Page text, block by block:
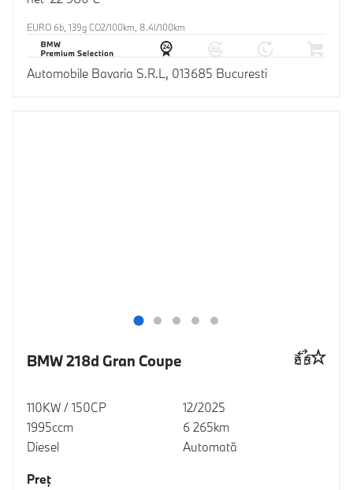
EURO 6b, 139g CO2/100km, 8.4l/100km
Automobile Bavaria S.R.L, 013685 Bucuresti
BMW 218d Gran Coupe
110KW / 150CP
1995ccm
Diesel
12/2025
6 265km
Automată
Preţ